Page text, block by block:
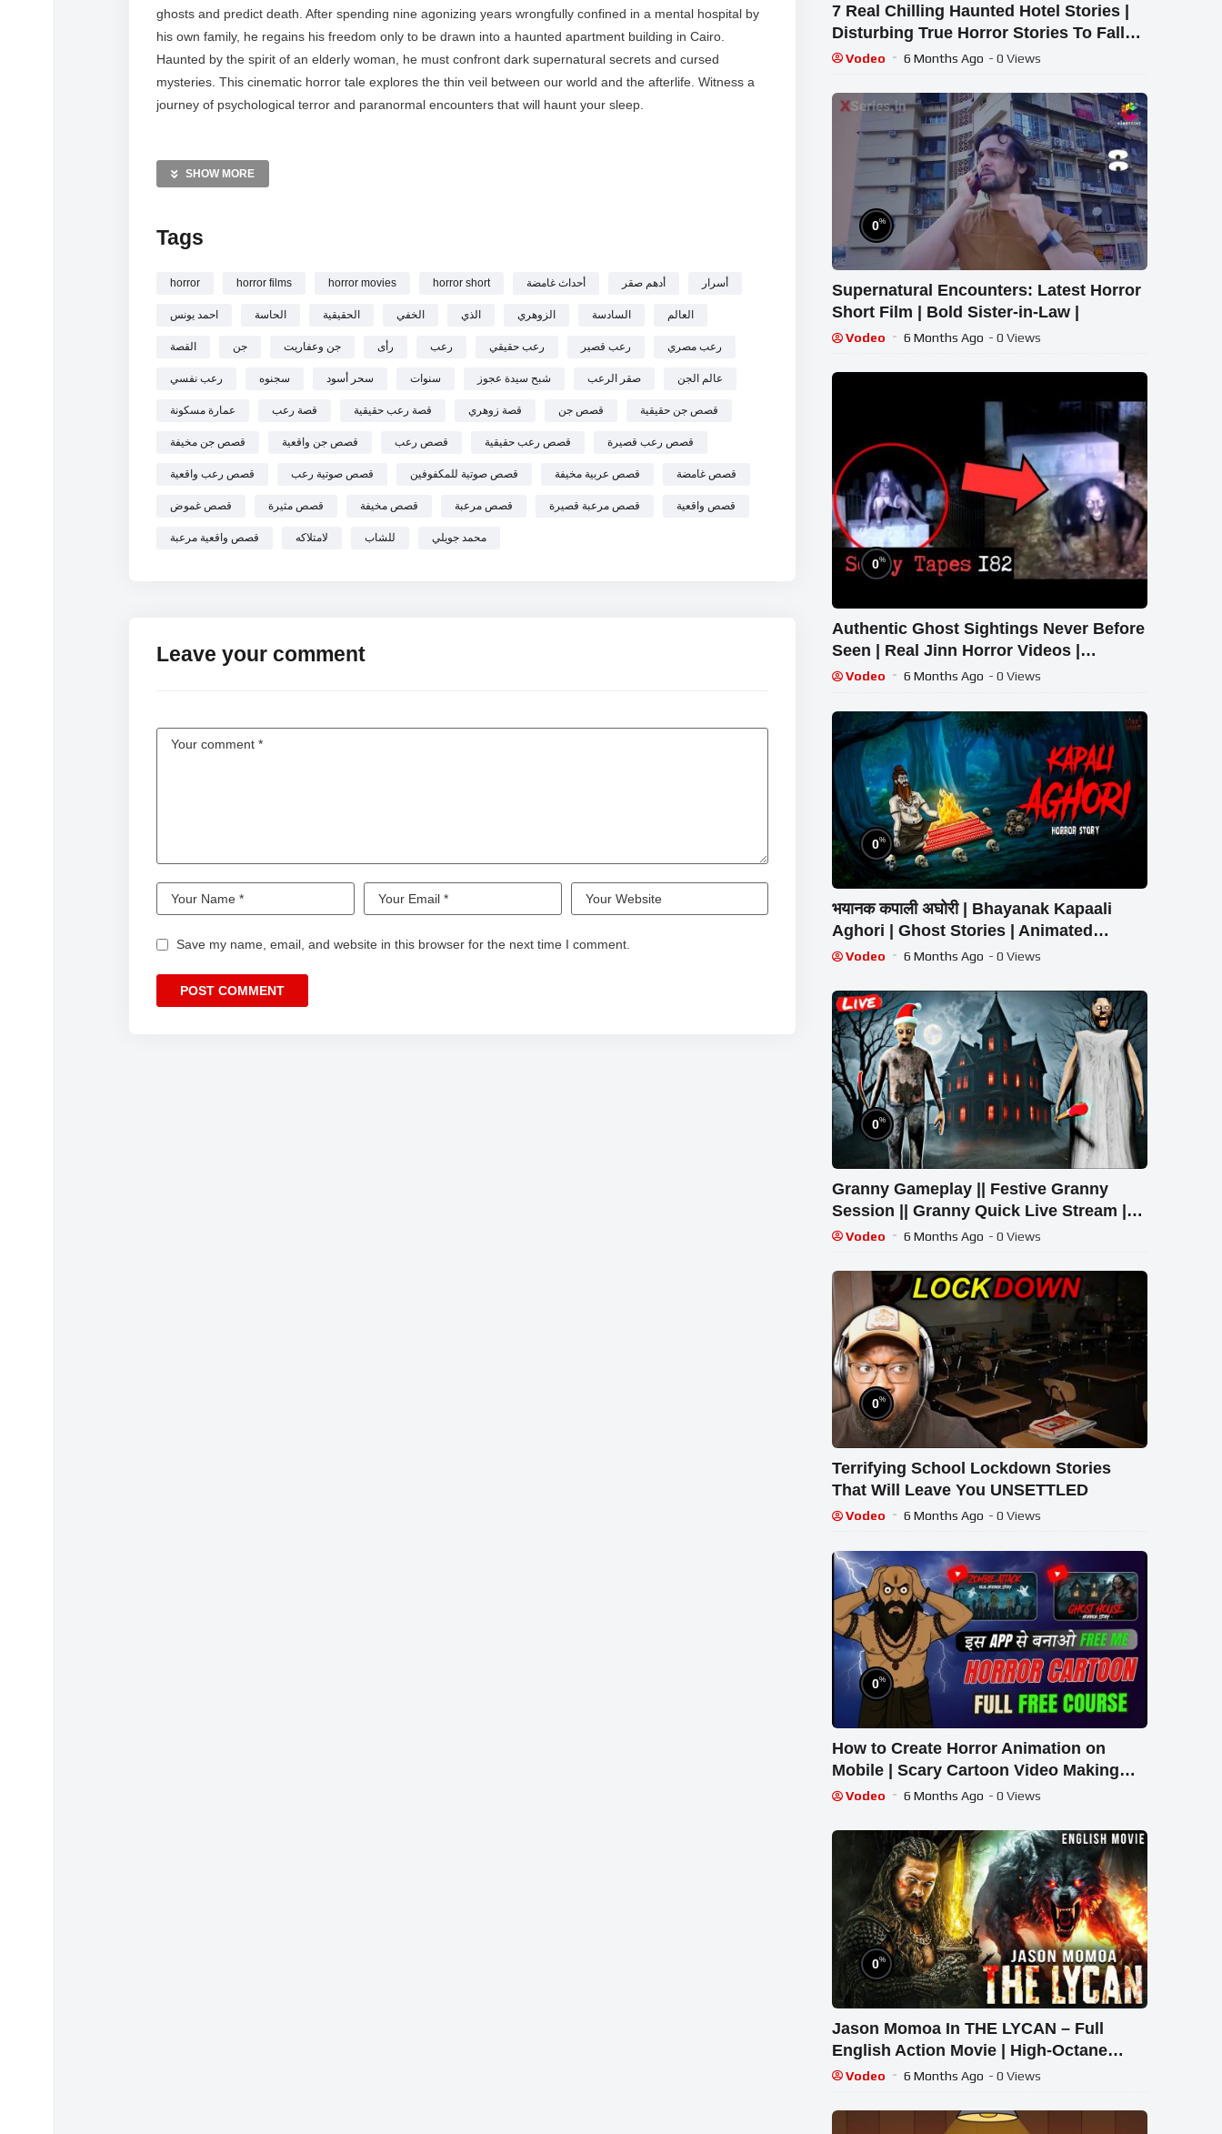
ghosts and predict death. After spending nine agonizing years wrongfully confined in a mental hospital by
his own family, he regains his freedom only to be drawn into a haunted apartment building in Cairo.
Haunted by the spirit of an elderly woman, he must confront dark supernatural secrets and cursed
mysteries. This cinematic horror tale explores the thin veil between our world and the afterlife. Witness a
journey of psychological terror and paranormal encounters that will haunt your sleep.
Horror Videos
Paranormal Encounters Videos
—————
SHOW MORE
Tags
horror horror films horror movies horror short أحداث غامضة أدهم صقر أسرار
احمد يونس الحاسة الحقيقية الخفي الذي الزوهري السادسة العالم
القصة جن جن وعفاريت رأى رعب رعب حقيقي رعب قصير رعب مصري
رعب نفسي سجنوه سحر أسود سنوات شبح سيدة عجوز صقر الرعب عالم الجن
عمارة مسكونة قصة رعب قصة رعب حقيقية قصة زوهري قصص جن قصص جن حقيقية
قصص جن مخيفة قصص جن واقعية قصص رعب قصص رعب حقيقية قصص رعب قصيرة
قصص رعب واقعية قصص صوتية رعب قصص صوتية للمكفوفين قصص عربية مخيفة قصص غامضة
قصص غموض قصص مثيرة قصص مخيفة قصص مرعبة قصص مرعبة قصيرة قصص واقعية
قصص واقعية مرعبة لامتلاكه للشاب محمد جويلي
Leave your comment
Save my name, email, and website in this browser for the next time I comment.
7 Real Chilling Haunted Hotel Stories |
Disturbing True Horror Stories To Fall
Asleep To
Vodeo 6 Months Ago - 0 Views
0%
Supernatural Encounters: Latest Horror
Short Film | Bold Sister-in-Law |
Vodeo 6 Months Ago - 0 Views
0%
Authentic Ghost Sightings Never Before
Seen | Real Jinn Horror Videos |
Terrifying Tapes 182 | Tapes by Fatima
Vodeo 6 Months Ago - 0 Views
0%
भयानक कपाली अघोरी | Bhayanak Kapaali
Aghori | Ghost Stories | Animated
Horror | Scary Hub Live Stream
Vodeo 6 Months Ago - 0 Views
0%
Granny Gameplay || Festive Granny
Session || Granny Quick Live Stream |
Granny Legacy Run
Vodeo 6 Months Ago - 0 Views
0%
Terrifying School Lockdown Stories
That Will Leave You UNSETTLED
Vodeo 6 Months Ago - 0 Views
0%
How to Create Horror Animation on
Mobile | Scary Cartoon Video Making
Tutorial | Horror Animation Guide
Vodeo 6 Months Ago - 0 Views
0%
Jason Momoa In THE LYCAN – Full
English Action Movie | High-Octane
Horror Feature Film English
Vodeo 6 Months Ago - 0 Views